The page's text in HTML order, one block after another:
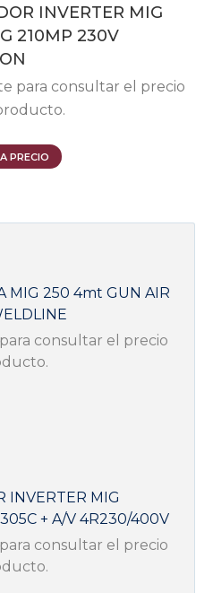
INVERTER MIG
210MP 230V
para consultar el precio
PRECIO
MIG 250 4mt GUN AIR
consultar el precio
INVERTER MIG
+ A/V 4R230/400V
consultar el precio